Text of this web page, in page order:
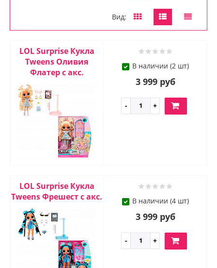
Вид:
LOL Surprise Кукла
Tweens Оливия
Флатер с акс.
В наличии (2 шт)
3 999 руб
LOL Surprise Кукла
Tweens Фрешест с акс.
В наличии (4 шт)
3 999 руб